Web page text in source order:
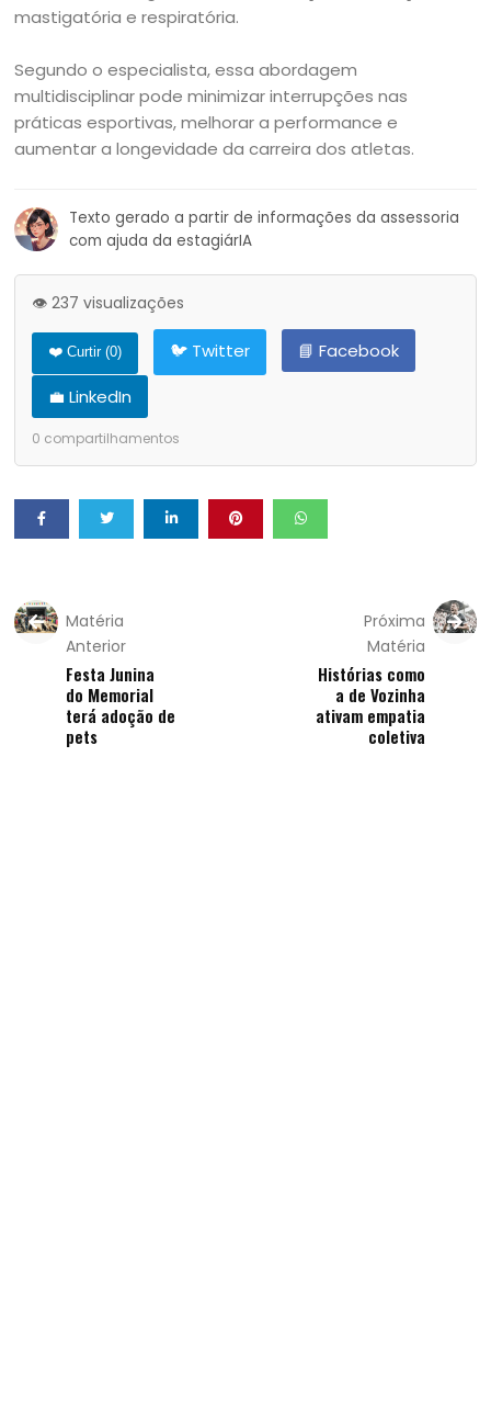
mastigatória e respiratória.
Segundo o especialista, essa abordagem
multidisciplinar pode minimizar interrupções nas
práticas esportivas, melhorar a performance e
aumentar a longevidade da carreira dos atletas.
Texto gerado a partir de informações da assessoria
com ajuda da estagiárIA
👁️ 237 visualizações
❤️ Curtir (0) 🐦 Twitter
📘 Facebook
💼 LinkedIn
0 compartilhamentos
Matéria
Anterior
Festa Junina
do Memorial
terá adoção de
pets
Próxima
Matéria
Histórias como
a de Vozinha
ativam empatia
coletiva